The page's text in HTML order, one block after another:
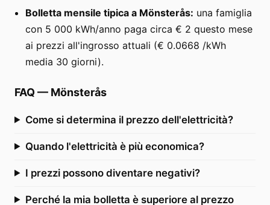
Bolletta mensile tipica a Mönsterås: una famiglia
con 5 000 kWh/anno paga circa € 2 questo mese
ai prezzi all'ingrosso attuali (€ 0.0668 /kWh
media 30 giorni).
FAQ — Mönsterås
Come si determina il prezzo dell'elettricità?
Quando l'elettricità è più economica?
I prezzi possono diventare negativi?
Perché la mia bolletta è superiore al prezzo